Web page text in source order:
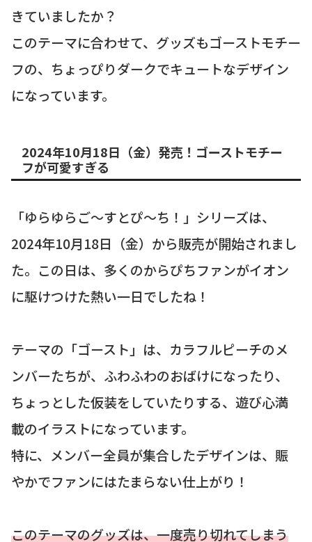
きていましたか？
このテーマに合わせて、グッズもゴーストモチー
フの、ちょっぴりダークでキュートなデザイン
になっています。
2024年10月18日（金）発売！ゴーストモチー
フが可愛すぎる
「ゆらゆらご〜すとぴ〜ち！」シリーズは、
2024年10月18日（金）から販売が開始されまし
た。この日は、多くのからぴちファンがイオン
に駆けつけた熱い一日でしたね！
テーマの「ゴースト」は、カラフルピーチのメ
ンバーたちが、ふわふわのおばけになったり、
ちょっとした仮装をしていたりする、遊び心満
載のイラストになっています。
特に、メンバー全員が集合したデザインは、賑
やかでファンにはたまらない仕上がり！
このテーマのグッズは、一度売り切れてしまう